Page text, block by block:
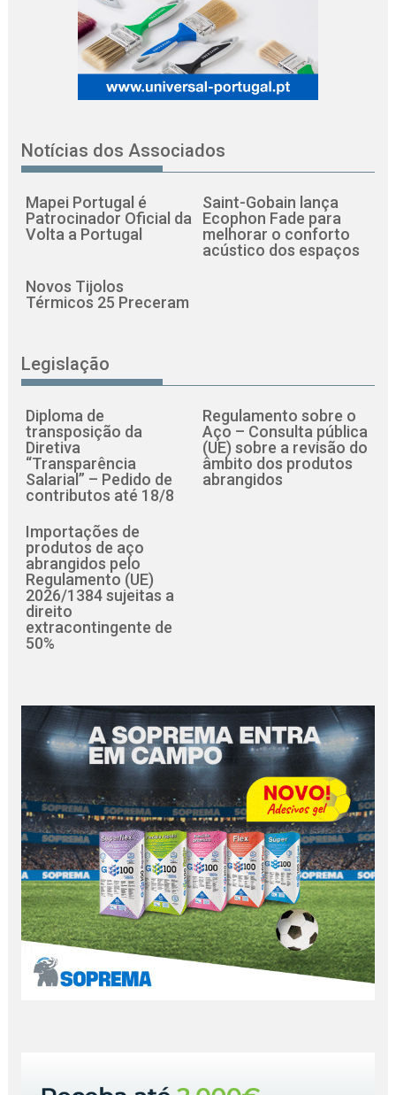
Notícias dos Associados
Mapei Portugal é
Patrocinador Oficial da
Volta a Portugal
Saint-Gobain lança
Ecophon Fade para
melhorar o conforto
acústico dos espaços
Novos Tijolos
Térmicos 25 Preceram
Legislação
Diploma de
transposição da
Diretiva
“Transparência
Salarial” – Pedido de
contributos até 18/8
Regulamento sobre o
Aço – Consulta pública
(UE) sobre a revisão do
âmbito dos produtos
abrangidos
Importações de
produtos de aço
abrangidos pelo
Regulamento (UE)
2026/1384 sujeitas a
direito
extracontingente de
50%